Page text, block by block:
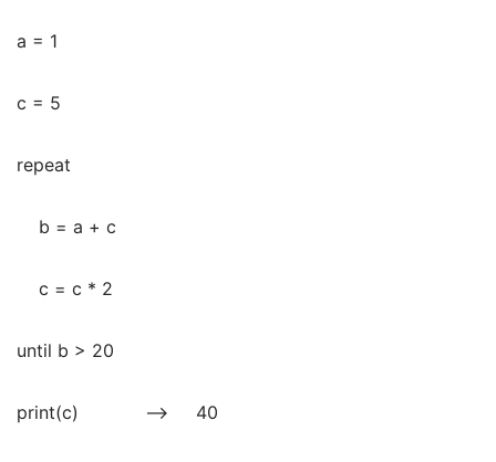
a = 1
c = 5
repeat
b = a + c
c = c * 2
until b > 20
print(c)            -->     40